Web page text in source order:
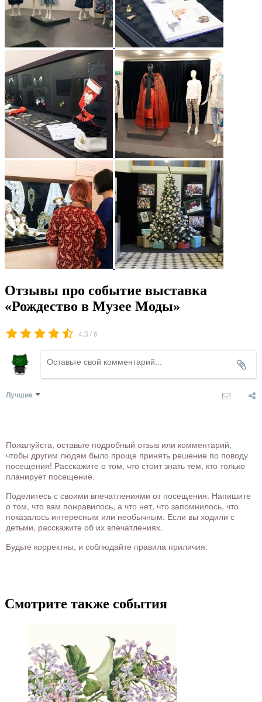
Отзывы про событие выставка
«Рождество в Музее Моды»
4.3 /6
Лучшие
Пожалуйста, оставьте подробный отзыв или комментарий,
чтобы другим людям было проще принять решение по поводу
посещения! Расскажите о том, что стоит знать тем, кто только
планирует посещение.
Поделитесь с своими впечатлениями от посещения. Напишите
о том, что вам понравилось, а что нет, что запомнилось, что
показалось интересным или необычным. Если вы ходили с
детьми, расскажите об их впечатлениях.
Будьте корректны, и соблюдайте правила приличия.
Смотрите также события